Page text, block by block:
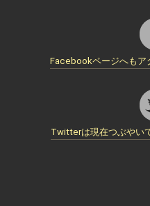
Facebookページへもア
Twitterは現在つぶやい